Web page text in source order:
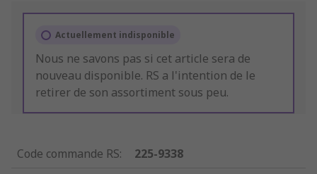
Actuellement indisponible
Nous ne savons pas si cet article sera de
nouveau disponible. RS a l'intention de le
retirer de son assortiment sous peu.
Code commande RS:
225-9338